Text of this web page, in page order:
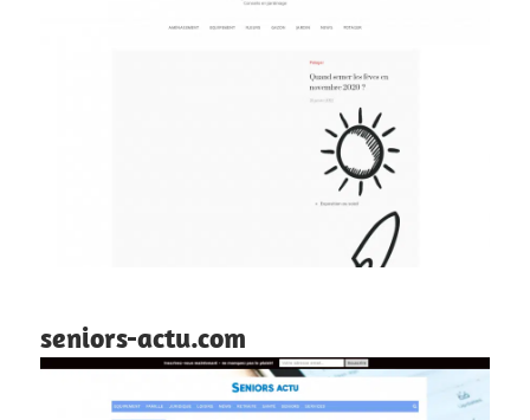
seniors-actu.com